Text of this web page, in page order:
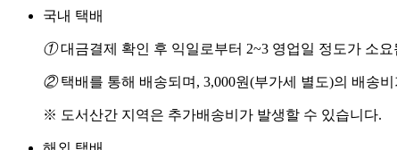
국내 택배
①대금결제 확인 후 익일로부터 2~3 영업일 정도가 소요
②택배를 통해 배송되며, 3,000원(부가세 별도)의 배송
※ 도서산간 지역은 추가배송비가 발생할 수 있습니다.